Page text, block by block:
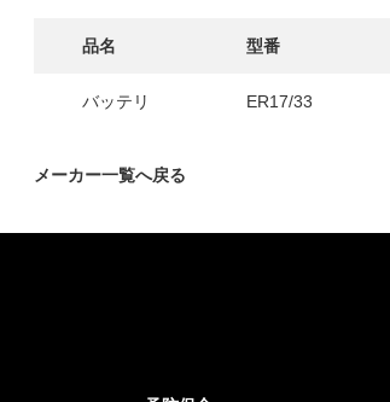
品名 型番
バッテリ ER17/33
メーカー一覧へ戻る